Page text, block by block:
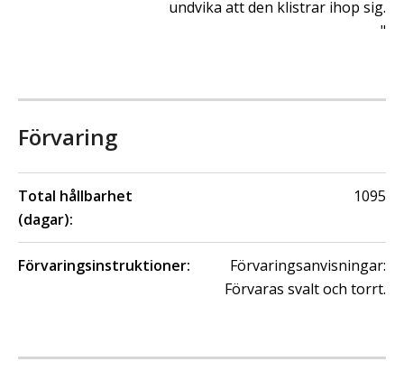
undvika att den klistrar ihop sig.
"
Förvaring
Total hållbarhet
(dagar):
1095
Förvaringsinstruktioner:
Förvaringsanvisningar:
Förvaras svalt och torrt.